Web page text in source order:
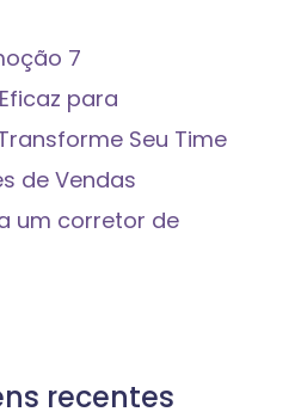
7
para
Seu Time
de Vendas
um corretor de
recentes